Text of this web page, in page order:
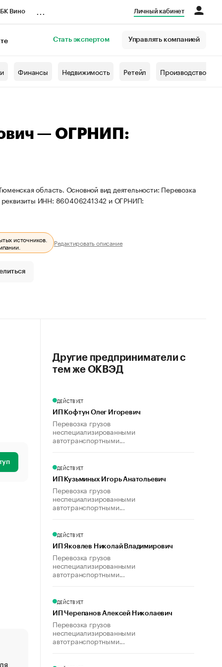
Вино Личный кабинет
Стать экспертом Управлять компанией
Финансы Недвижимость Ретейл Производство
— ОГРНИП:
область. Основной вид деятельности: Перевозка
реквизиты ИНН: 860406241342 и ОГРНИП:
источников.
Редактировать описание
«От спорта тело стареет иначе». Как живет глава
Другие предприниматели с
тем же ОКВЭД
ДЕЙСТВУЕТ
ИП Кофтун Олег Игоревич
Перевозка грузов
неспециализированными
автотранспортными...
ДЕЙСТВУЕТ
ИП Кузьминых Игорь Анатольевич
Перевозка грузов
неспециализированными
автотранспортными...
ДЕЙСТВУЕТ
ИП Яковлев Николай Владимирович
Перевозка грузов
неспециализированными
автотранспортными...
ДЕЙСТВУЕТ
ИП Черепанов Алексей Николаевич
Перевозка грузов
неспециализированными
автотранспортными...